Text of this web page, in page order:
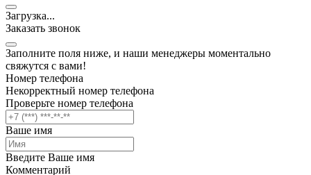
Загрузка...
Заказать звонок
Заполните поля ниже, и наши менеджеры моментально
свяжутся с вами!
Номер телефона
Некорректный номер телефона
Проверьте номер телефона
Ваше имя
Введите Ваше имя
Комментарий